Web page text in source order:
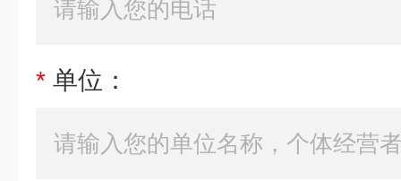
* 单位：